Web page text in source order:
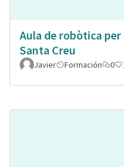
Aula de robòtica per
Santa Creu
Javier Formación 0